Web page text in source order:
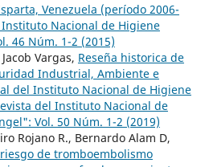
Venezuela (período 2006-
Instituto Nacional de Higiene
46 Núm. 1-2 (2015)
Vargas, Reseña historica de
Industrial, Ambiente e
del Instituto Nacional de Higiene
del Instituto Nacional de
Vol. 50 Núm. 1-2 (2019)
Rojano R., Bernardo Alam D,
de tromboembolismo